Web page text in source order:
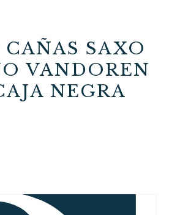
CAÑAS SAXO
VANDOREN
NEGRA